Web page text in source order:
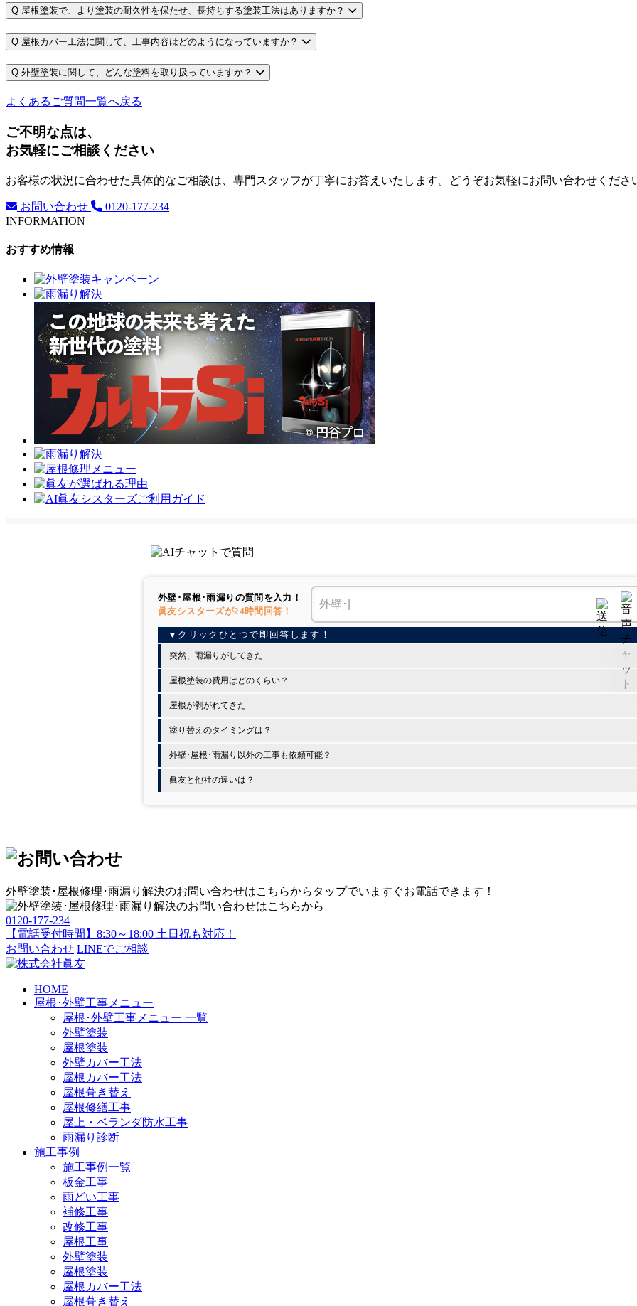
Q 屋根塗装で、より塗装の耐久性を保たせ、長持ちする塗装工法はありますか？
Q 屋根カバー工法に関して、工事内容はどのようになっていますか？
Q 外壁塗装に関して、どんな塗料を取り扱っていますか？
よくあるご質問一覧へ戻る
ご不明な点は、
お気軽にご相談ください
お客様の状況に合わせた具体的なご相談は、専門スタッフが丁寧にお答えいたします。どうぞお気軽にお問い合わせくださ
お問い合わせ
0120-177-234
INFORMATION
おすすめ情報
外壁･屋根･雨漏りの質問を入力！
眞友シスターズが24時間回答！
突然、雨漏りがしてきた
屋根塗装の費用はどのくらい？
屋根が剥がれてきた
塗り替えのタイミングは？
外壁･屋根･雨漏り以外の工事も依頼可能？
眞友と他社の違いは？
外壁塗装･屋根修理･雨漏り解決のお問い合わせはこちらから タップでいますぐお電話できます！
0120-177-234
【電話受付時間】8:30～18:00 土日祝も対応！
お問い合わせ LINEでご相談
HOME
屋根･外壁工事メニュー
屋根･外壁工事メニュー 一覧
外壁塗装
屋根塗装
外壁カバー工法
屋根カバー工法
屋根葺き替え
屋根修繕工事
屋上・ベランダ防水工事
雨漏り診断
施工事例
施工事例一覧
板金工事
雨どい工事
補修工事
改修工事
屋根工事
外壁塗装
屋根塗装
屋根カバー工法
屋根葺き替え